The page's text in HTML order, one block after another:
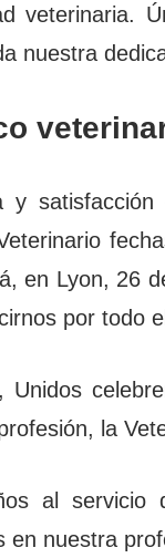
veterinaria.
nuestra
y
en Lyon, 26
por todo
Unidos
la
al servicio
en nuestra